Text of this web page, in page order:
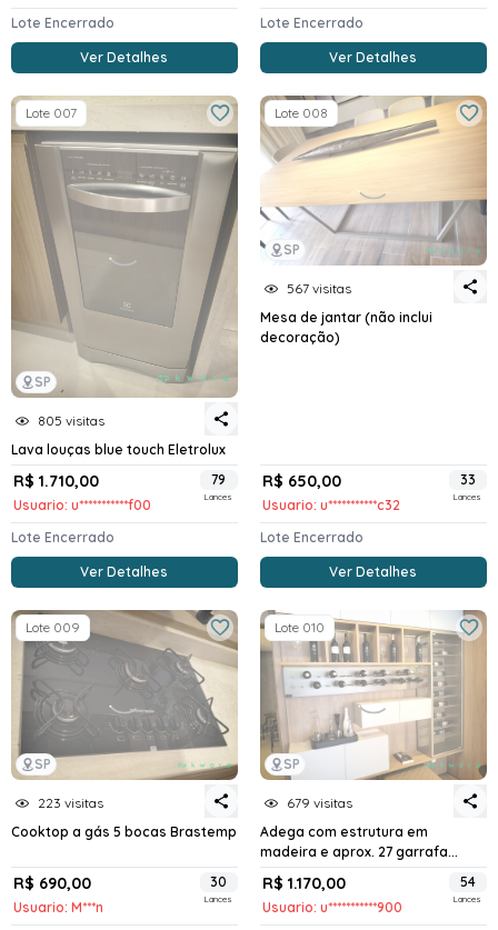
Lote Encerrado
Ver Detalhes
Lote Encerrado
Ver Detalhes
SP
Lote 007
805 visitas
Lava louças blue touch Eletrolux
R$ 1.710,00
Usuario: u***********f00
79
Lances
Lote Encerrado
Ver Detalhes
SP
Lote 008
567 visitas
Mesa de jantar (não inclui
decoração)
R$ 650,00
Usuario: u***********c32
33
Lances
Lote Encerrado
Ver Detalhes
SP
Lote 009
223 visitas
Cooktop a gás 5 bocas Brastemp
R$ 690,00
Usuario: M***n
30
Lances
SP
Lote 010
679 visitas
Adega com estrutura em
madeira e aprox. 27 garrafa...
R$ 1.170,00
Usuario: u***********900
54
Lances